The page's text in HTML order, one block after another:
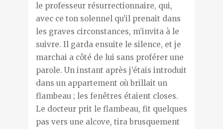
le professeur résurrectionnaire, qui,
avec ce ton solennel qu’il prenait dans
les graves circonstances, m’invita à le
suivre. Il garda ensuite le silence, et je
marchai a côté de lui sans proférer une
parole. Un instant après j’étais introduit
dans un appartement où brillait un
flambeau ; les fenêtres étaient closes.
Le docteur prit le flambeau, fit quelques
pas vers une alcove, tira brusquement